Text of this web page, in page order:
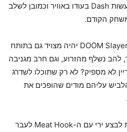
יכול לקפוץ בין פלטפורמות, לעשות Dash בעודו באוויר וכמובן לשלב
אם זה לא מספיק – הפעם ה-DOOM Slayer יהיה מצויד גם בתותח
להב נשלף מהזרוע, וגם חרב מגניבה
לא מספיק? לא רק שתוכלו לשדרג
עליהם מודים שהופכים את
זו הייתה תחושה מאוד מספקת לבצע ירי עם ה-Meat Hook לעבר